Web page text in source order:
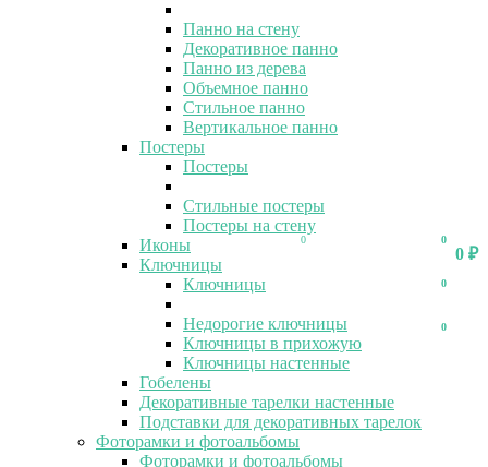
0
0 ₽
0
0
0
Панно на стену
Декоративное панно
Панно из дерева
Объемное панно
Стильное панно
Вертикальное панно
Постеры
Постеры
Стильные постеры
Постеры на стену
Иконы
Ключницы
Ключницы
Недорогие ключницы
Ключницы в прихожую
Ключницы настенные
Гобелены
Декоративные тарелки настенные
Подставки для декоративных тарелок
Фоторамки и фотоальбомы
Фоторамки и фотоальбомы